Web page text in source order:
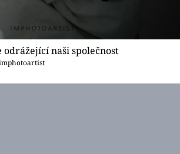
naši společnost